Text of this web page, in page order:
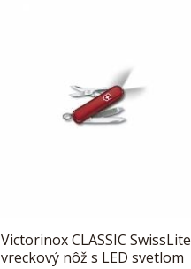
Victorinox CLASSIC SwissLite
vreckový nôž s LED svetlom